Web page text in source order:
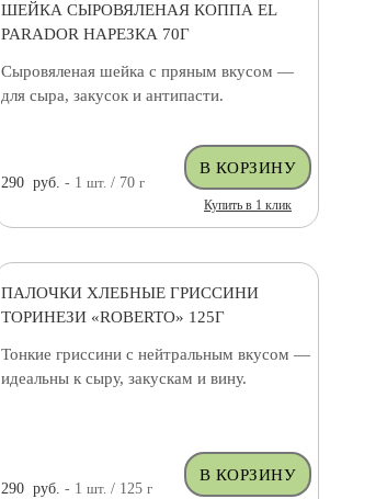
ШЕЙКА СЫРОВЯЛЕНАЯ КОППА EL
PARADOR НАРЕЗКА 70Г
Сыровяленая шейка с пряным вкусом —
для сыра, закусок и антипасти.
290 руб. - 1шт. / 70г
Купить в 1 клик
ПАЛОЧКИ ХЛЕБНЫЕ ГРИССИНИ
ТОРИНЕЗИ «ROBERTO» 125Г
Тонкие гриссини с нейтральным вкусом —
идеальны к сыру, закускам и вину.
290 руб. - 1шт. / 125г